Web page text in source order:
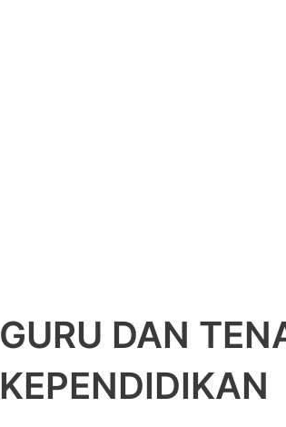
GURU DAN
KEPENDIDIKAN